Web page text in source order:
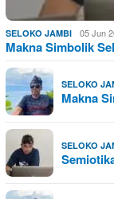
SELOKO JAMBI 05 Jun
Makna Simbolik
SELOKO
Makna
SELOKO